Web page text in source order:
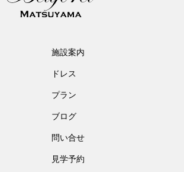
施設案内
ドレス
プラン
ブログ
問い合せ
見学予約